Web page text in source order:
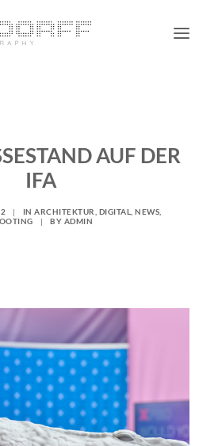
AUF DER
IFA
| INARCHITEKTUR DIGITAL ,NEWS
| BY ADMIN